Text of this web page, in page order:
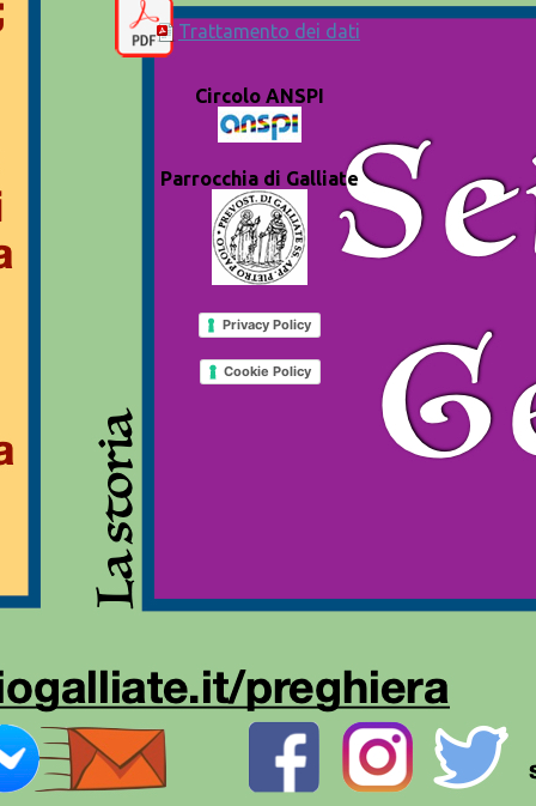
Trattamento dei dati
Circolo ANSPI
Parrocchia di Galliate
Privacy Policy
Cookie Policy